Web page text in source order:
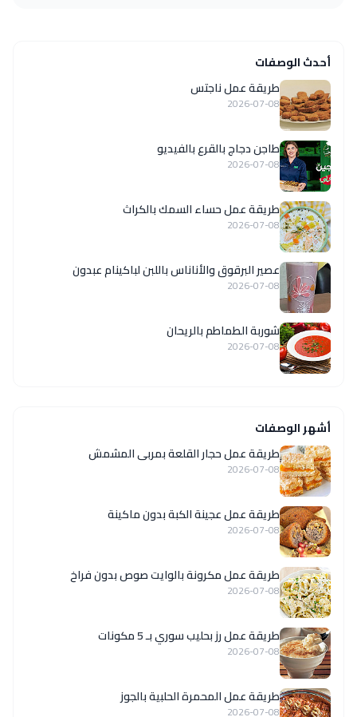
أحدث الوصفات
طريقة عمل ناجتس
2026-07-08
طاجن دجاج بالقرع بالفيديو
2026-07-08
طريقة عمل حساء السمك بالكراث
2026-07-08
عصير البرقوق والأناناس باللبن لباكينام عبدون
2026-07-08
شوربة الطماطم بالريحان
2026-07-08
أشهر الوصفات
طريقة عمل حجار القلعة بمربى المشمش
2026-07-08
طريقة عمل عجينة الكبة بدون ماكينة
2026-07-08
طريقة عمل مكرونة بالوايت صوص بدون فراخ
2026-07-08
طريقة عمل رز بحليب سوري بـ 5 مكونات
2026-07-08
طريقة عمل المحمرة الحلبية بالجوز
2026-07-08